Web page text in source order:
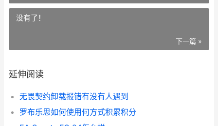
没有了！
下一篇 »
延伸阅读
无畏契约卸载报错有没有人遇到
罗布乐思如何使用何方式积累积分